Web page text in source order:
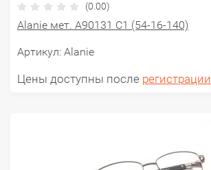
(0.00)
Alanie мет. A90131 C1 (54-16-140)
Артикул: Alanie
Цены доступны после регистрации